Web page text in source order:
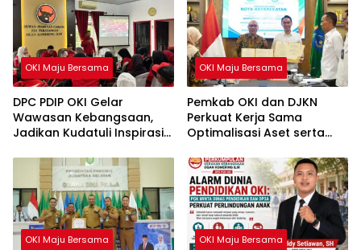
OKI Maju Bersama
DPC PDIP OKI Gelar
Wawasan Kebangsaan,
Jadikan Kudatuli Inspirasi
OKI Maju Bersama
Pemkab OKI dan DJKN
Perkuat Kerja Sama
Optimalisasi Aset serta
OKI Maju Bersama OKI Maju Bersama